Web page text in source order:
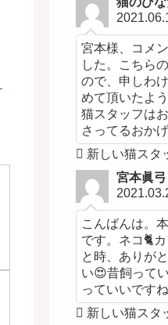
宮本様、コメ
した。こちら
ので、申しわ
めて頂いたよ
猫スタッフは
さってるおか
新しい猫スタ
宮本眞弓
こんばんは。
です。ネコ🐈
と時、ありが
い😍昔飼って
っていいです
新しい猫スタ